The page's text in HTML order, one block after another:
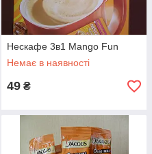
Нескафе 3в1 Mango Fun
Немає в наявності
49 ₴